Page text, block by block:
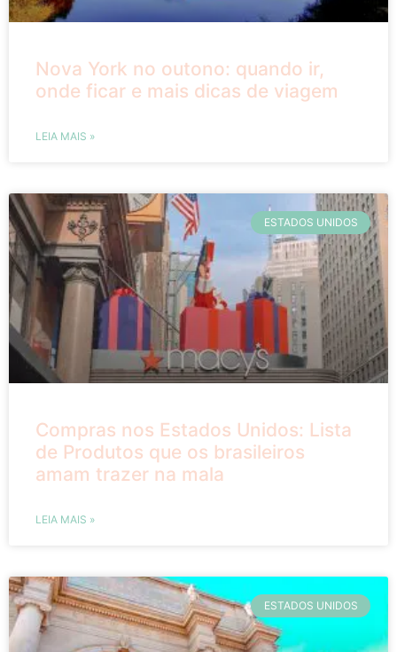
Nova York no outono: quando ir,
onde ficar e mais dicas de viagem
LEIA MAIS »
ESTADOS UNIDOS
Compras nos Estados Unidos: Lista
de Produtos que os brasileiros
amam trazer na mala
LEIA MAIS »
ESTADOS UNIDOS